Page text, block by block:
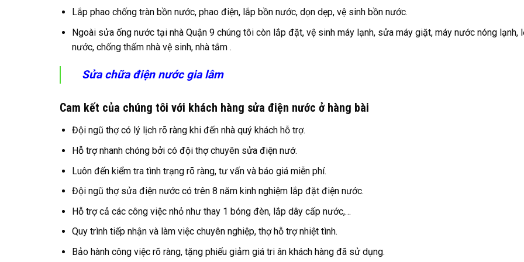
Lắp phao chống tràn bồn nước, phao điện, lắp bồn nước, dọn dẹp, vệ sinh bồn nước.
Ngoài sửa ống nước tại nhà Quận 9 chúng tôi còn lắp đặt, vệ sinh máy lạnh, sửa máy giặt, máy nước nóng lạnh,
nước, chống thấm nhà vệ sinh, nhà tắm .
Sửa chữa điện nước gia lâm
Cam kết của chúng tôi với khách hàng sửa điện nước ở hàng bài
Đội ngũ thợ có lý lịch rõ ràng khi đến nhà quý khách hỗ trợ.
Hỗ trợ nhanh chóng bởi có đội thợ chuyên sửa điện nướ.
Luôn đến kiểm tra tình trạng rõ ràng, tư vấn và báo giá miễn phí.
Đội ngũ thợ sửa điện nước có trên 8 năm kinh nghiệm lắp đặt điện nước.
Hỗ trợ cả các công việc nhỏ như thay 1 bóng đèn, lắp dây cấp nước,…
Quy trình tiếp nhận và làm việc chuyên nghiệp, thợ hỗ trợ nhiệt tình.
Bảo hành công việc rõ ràng, tặng phiếu giảm giá tri ân khách hàng đã sử dụng.